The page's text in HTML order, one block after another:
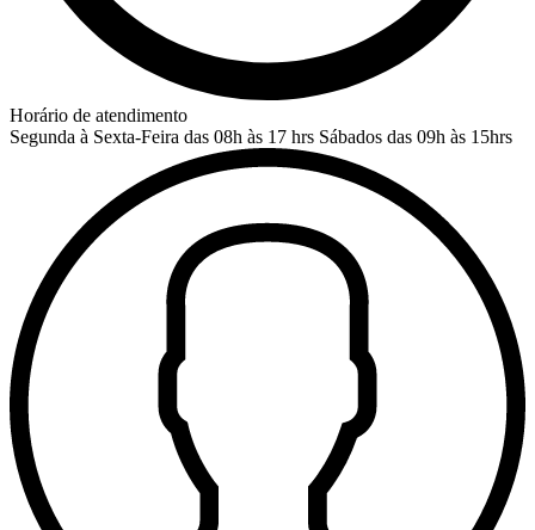
Horário de atendimento
Segunda à Sexta-Feira das 08h às 17 hrs Sábados das 09h às 15hrs